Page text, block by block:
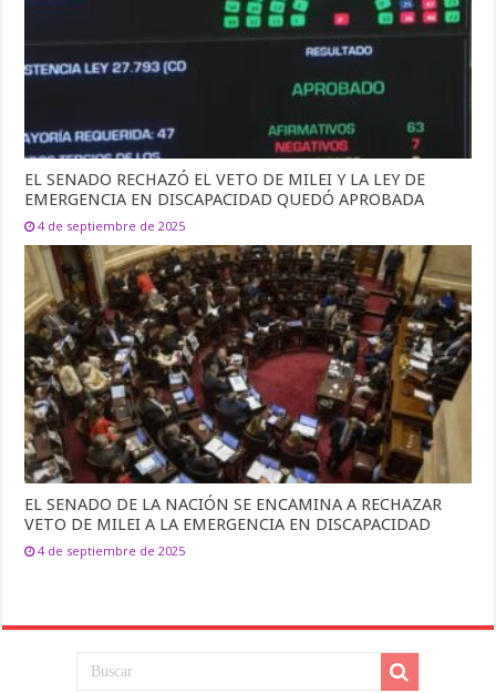
EL SENADO RECHAZÓ EL VETO DE MILEI Y LA LEY DE
EMERGENCIA EN DISCAPACIDAD QUEDÓ APROBADA
4 de septiembre de 2025
EL SENADO DE LA NACIÓN SE ENCAMINA A RECHAZAR
VETO DE MILEI A LA EMERGENCIA EN DISCAPACIDAD
4 de septiembre de 2025